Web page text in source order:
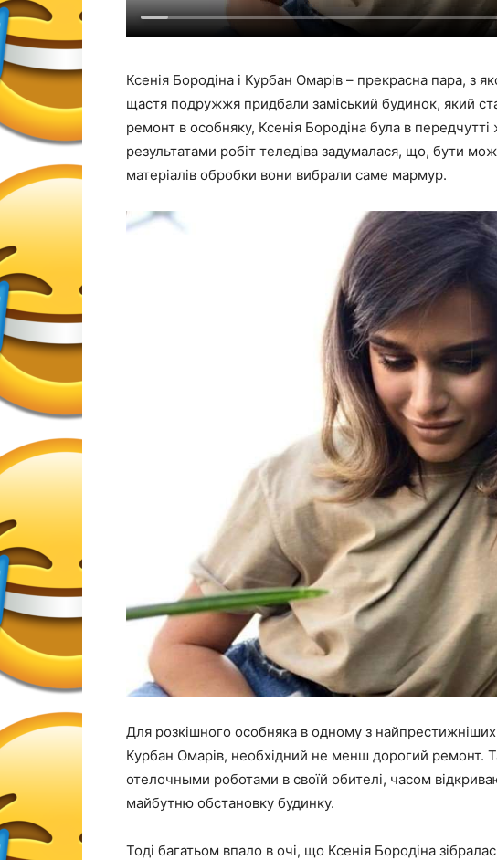
Ксенія Бородіна і Курбан Омарів – прекрасна пара, з
щастя подружжя придбали заміський будинок, який
ремонт в особняку, Ксенія Бородіна була в
результатами робіт теледіва задумалася, що, бути
матеріалів обробки вони вибрали саме мармур.
Для розкішного особняка в одному з
Курбан Омарів, необхідний не менш дорогий ремонт.
отелочными роботами в своїй обителі, часом
майбутню обстановку будинку.
Тоді багатьом впало в очі, що Ксенія Бородіна